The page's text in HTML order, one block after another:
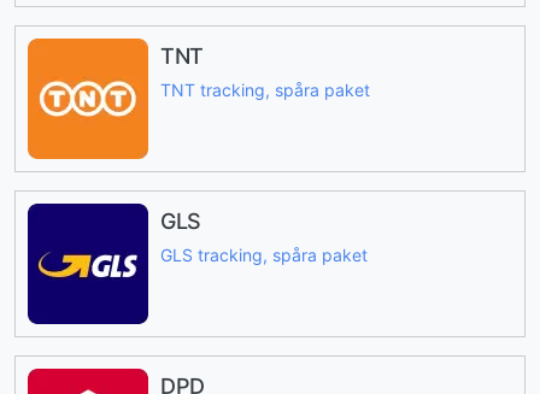
TNT
TNT tracking, spåra paket
GLS
GLS tracking, spåra paket
DPD